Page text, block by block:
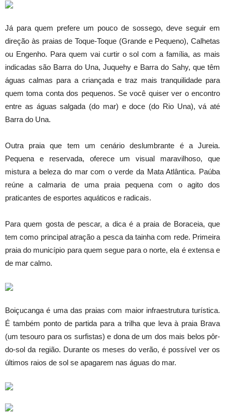
Já para quem prefere um pouco de sossego, deve seguir em
direção às praias de Toque-Toque (Grande e Pequeno), Calhetas
ou Engenho. Para quem vai curtir o sol com a família, as mais
indicadas são Barra do Una, Juquehy e Barra do Sahy, que têm
águas calmas para a criançada e traz mais tranquilidade para
quem toma conta dos pequenos. Se você quiser ver o encontro
entre as águas salgada (do mar) e doce (do Rio Una), vá até
Barra do Una.
Outra praia que tem um cenário deslumbrante é a Jureia.
Pequena e reservada, oferece um visual maravilhoso, que
mistura a beleza do mar com o verde da Mata Atlântica. Paúba
reúne a calmaria de uma praia pequena com o agito dos
praticantes de esportes aquáticos e radicais.
Para quem gosta de pescar, a dica é a praia de Boraceia, que
tem como principal atração a pesca da tainha com rede. Primeira
praia do município para quem segue para o norte, ela é extensa e
de mar calmo.
Boiçucanga é uma das praias com maior infraestrutura turística.
É também ponto de partida para a trilha que leva à praia Brava
(um tesouro para os surfistas) e dona de um dos mais belos pôr-
do-sol da região. Durante os meses do verão, é possível ver os
últimos raios de sol se apagarem nas águas do mar.